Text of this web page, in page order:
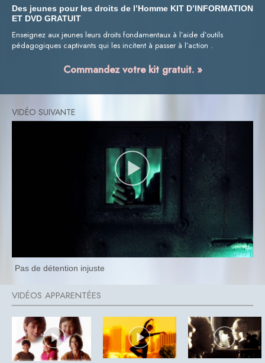
Des jeunes pour les droits de l’Homme KIT D’INFORMATION
ET DVD GRATUIT
Enseignez aux jeunes leurs droits fondamentaux à l’aide d’outils
pédagogiques captivants qui les incitent à passer à l’action .
Commandez votre kit gratuit. »
Pas de détention injuste